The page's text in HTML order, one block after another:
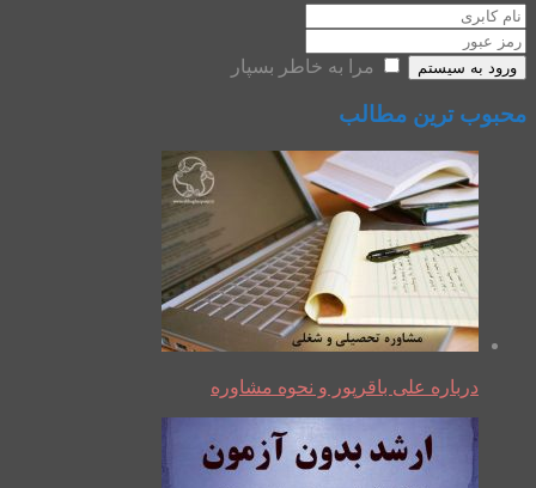
ورود به سیستم مرا به خاطر بسپار
محبوب ترین مطالب
درباره علی باقرپور و نحوه مشاوره